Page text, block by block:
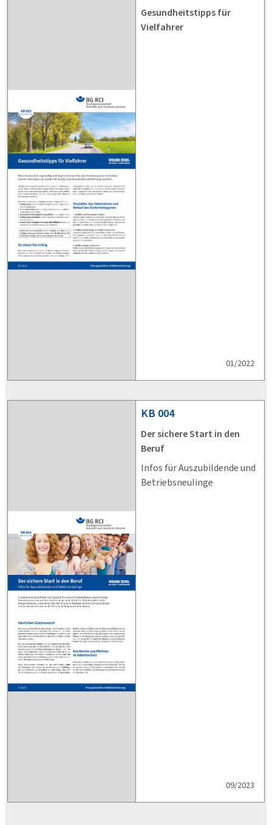
Gesundheitstipps für
Vielfahrer
01/2022
KB 004
Der sichere Start in den
Beruf
Infos für Auszubildende und
Betriebsneulinge
09/2023